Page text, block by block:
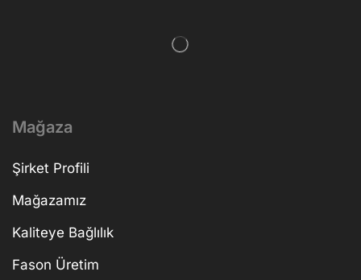
Mağaza
Şirket Profili
Mağazamız
Kaliteye Bağlılık
Fason Üretim